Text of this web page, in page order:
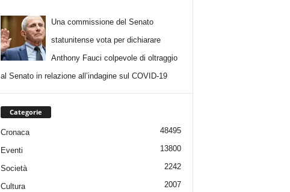
Una commissione del Senato
statunitense vota per dichiarare
Anthony Fauci colpevole di oltraggio
al Senato in relazione all’indagine sul COVID-19
Categorie
Cronaca 48495
Eventi 13800
Società 2242
Cultura 2007